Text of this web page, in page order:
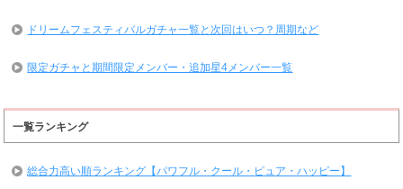
ドリームフェスティバルガチャ一覧と次回はいつ？周期など
限定ガチャと期間限定メンバー・追加星4メンバー一覧
一覧ランキング
総合力高い順ランキング【パワフル・クール・ピュア・ハッピー】